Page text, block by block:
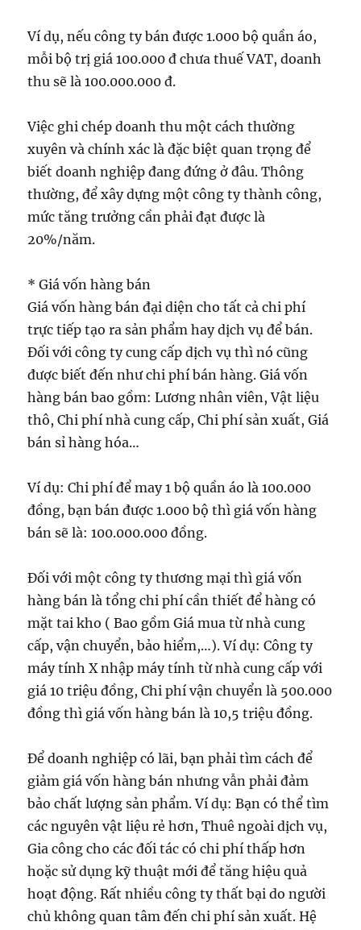
Ví dụ, nếu công ty bán được 1.000 bộ quần áo,
mỗi bộ trị giá 100.000 đ chưa thuế VAT, doanh
thu sẽ là 100.000.000 đ.
Việc ghi chép doanh thu một cách thường
xuyên và chính xác là đặc biệt quan trọng để
biết doanh nghiệp đang đứng ở đâu. Thông
thường, để xây dựng một công ty thành công,
mức tăng trưởng cần phải đạt được là
20%/năm.
* Giá vốn hàng bán
Giá vốn hàng bán đại diện cho tất cả chi phí
trực tiếp tạo ra sản phẩm hay dịch vụ để bán.
Đối với công ty cung cấp dịch vụ thì nó cũng
được biết đến như chi phí bán hàng. Giá vốn
hàng bán bao gồm: Lương nhân viên, Vật liệu
thô, Chi phí nhà cung cấp, Chi phí sản xuất, Giá
bán sỉ hàng hóa…
Ví dụ: Chi phí để may 1 bộ quần áo là 100.000
đồng, bạn bán được 1.000 bộ thì giá vốn hàng
bán sẽ là: 100.000.000 đồng.
Đối với một công ty thương mại thì giá vốn
hàng bán là tổng chi phí cần thiết để hàng có
mặt tai kho ( Bao gồm Giá mua từ nhà cung
cấp, vận chuyển, bảo hiểm,…). Ví dụ: Công ty
máy tính X nhập máy tính từ nhà cung cấp với
giá 10 triệu đồng, Chi phí vận chuyển là 500.000
đồng thì giá vốn hàng bán là 10,5 triệu đồng.
Để doanh nghiệp có lãi, bạn phải tìm cách để
giảm giá vốn hàng bán nhưng vẫn phải đảm
bảo chất lượng sản phẩm. Ví dụ: Bạn có thể tìm
các nguyên vật liệu rẻ hơn, Thuê ngoài dịch vụ,
Gia công cho các đối tác có chi phí thấp hơn
hoặc sử dụng kỹ thuật mới để tăng hiệu quả
hoạt động. Rất nhiều công ty thất bại do người
chủ không quan tâm đến chi phí sản xuất. Hệ